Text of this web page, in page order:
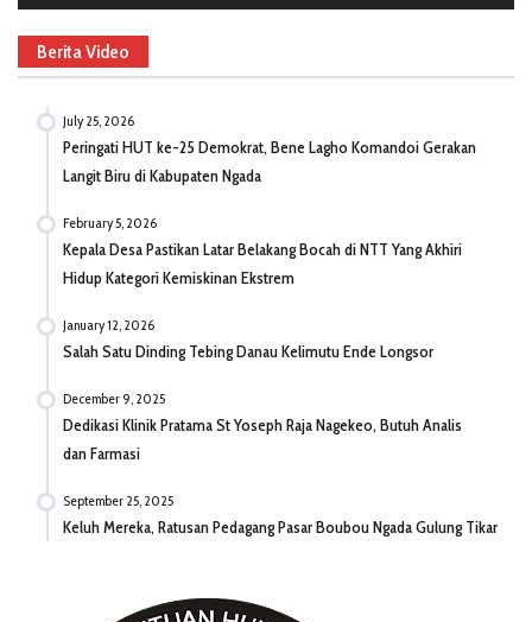
Berita Video
July 25, 2026
Peringati HUT ke-25 Demokrat, Bene Lagho Komandoi Gerakan
Langit Biru di Kabupaten Ngada
February 5, 2026
Kepala Desa Pastikan Latar Belakang Bocah di NTT Yang Akhiri
Hidup Kategori Kemiskinan Ekstrem
January 12, 2026
Salah Satu Dinding Tebing Danau Kelimutu Ende Longsor
December 9, 2025
Dedikasi Klinik Pratama St Yoseph Raja Nagekeo, Butuh Analis
dan Farmasi
September 25, 2025
Keluh Mereka, Ratusan Pedagang Pasar Boubou Ngada Gulung Tikar